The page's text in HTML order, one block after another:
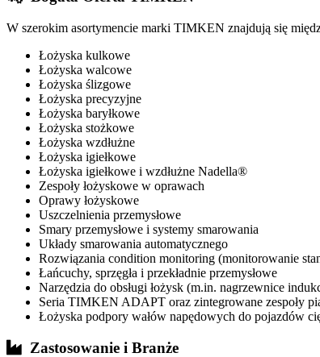
W szerokim asortymencie marki TIMKEN znajdują się
Łożyska kulkowe
Łożyska walcowe
Łożyska ślizgowe
Łożyska precyzyjne
Łożyska baryłkowe
Łożyska stożkowe
Łożyska wzdłużne
Łożyska igiełkowe
Łożyska igiełkowe i wzdłużne Nadella®
Zespoły łożyskowe w oprawach
Oprawy łożyskowe
Uszczelnienia przemysłowe
Smary przemysłowe i systemy smarowania
Układy smarowania automatycznego
Rozwiązania condition monitoring (monitorowanie
Łańcuchy, sprzęgła i przekładnie przemysłowe
Narzędzia do obsługi łożysk (m.in. nagrzewnice
Seria TIMKEN ADAPT oraz zintegrowane zespoły
Łożyska podpory wałów napędowych do pojazdów
Zastosowanie i Branże